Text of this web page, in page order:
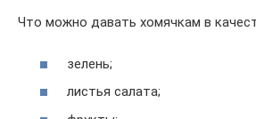
Что можно давать хомячкам в
зелень;
листья салата;